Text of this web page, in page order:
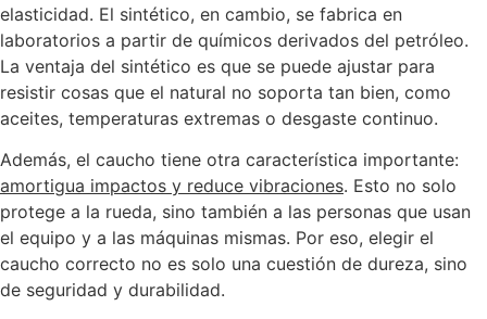
elasticidad. El sintético, en cambio, se fabrica en
laboratorios a partir de químicos derivados del petróleo.
La ventaja del sintético es que se puede ajustar para
resistir cosas que el natural no soporta tan bien, como
aceites, temperaturas extremas o desgaste continuo.
Además, el caucho tiene otra característica importante:
amortigua impactos y reduce vibraciones. Esto no solo
protege a la rueda, sino también a las personas que usan
el equipo y a las máquinas mismas. Por eso, elegir el
caucho correcto no es solo una cuestión de dureza, sino
de seguridad y durabilidad.